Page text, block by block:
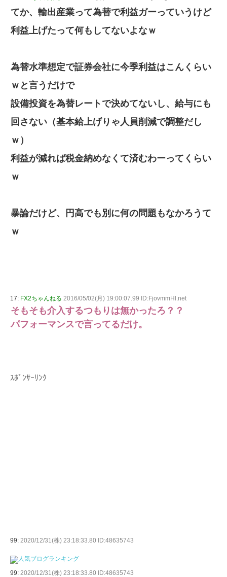
てか、輸出産業って為替で利益ガーっていうけど
利益上げたって何もしてないよなｗ
為替水準想定で証券会社に今季利益はこんくらい
ｗと言うだけで
設備投資を為替レートで決めてないし、給与にも
回さない（基本給上げりゃ人員削減で調整だし
ｗ）
利益が減れば税金納めなくて済むわーってくらい
ｗ
暴論だけど、円高でも別に何の問題もなかろうて
ｗ
17: FX2ちゃんねる 2016/05/02(月) 19:00:07.99 ID:FjovmmHl.net
そもそも介入するつもりは無かったろ？？
パフォーマンスで言ってるだけ。
ｽﾎﾟﾝｻｰﾘﾝｸ
99: 2020/12/31(株) 23:18:33.80 ID:48635743
99: 2020/12/31(株) 23:18:33.80 ID:48635743